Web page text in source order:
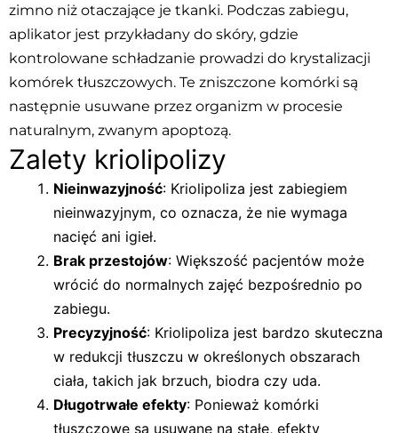
zimno niż otaczające je tkanki. Podczas zabiegu,
aplikator jest przykładany do skóry, gdzie
kontrolowane schładzanie prowadzi do krystalizacji
komórek tłuszczowych. Te zniszczone komórki są
następnie usuwane przez organizm w procesie
naturalnym, zwanym apoptozą.
Zalety kriolipolizy
Nieinwazyjność: Kriolipoliza jest zabiegiem
nieinwazyjnym, co oznacza, że nie wymaga
nacięć ani igieł.
Brak przestojów: Większość pacjentów może
wrócić do normalnych zajęć bezpośrednio po
zabiegu.
Precyzyjność: Kriolipoliza jest bardzo skuteczna
w redukcji tłuszczu w określonych obszarach
ciała, takich jak brzuch, biodra czy uda.
Długotrwałe efekty: Ponieważ komórki
tłuszczowe są usuwane na stałe, efekty